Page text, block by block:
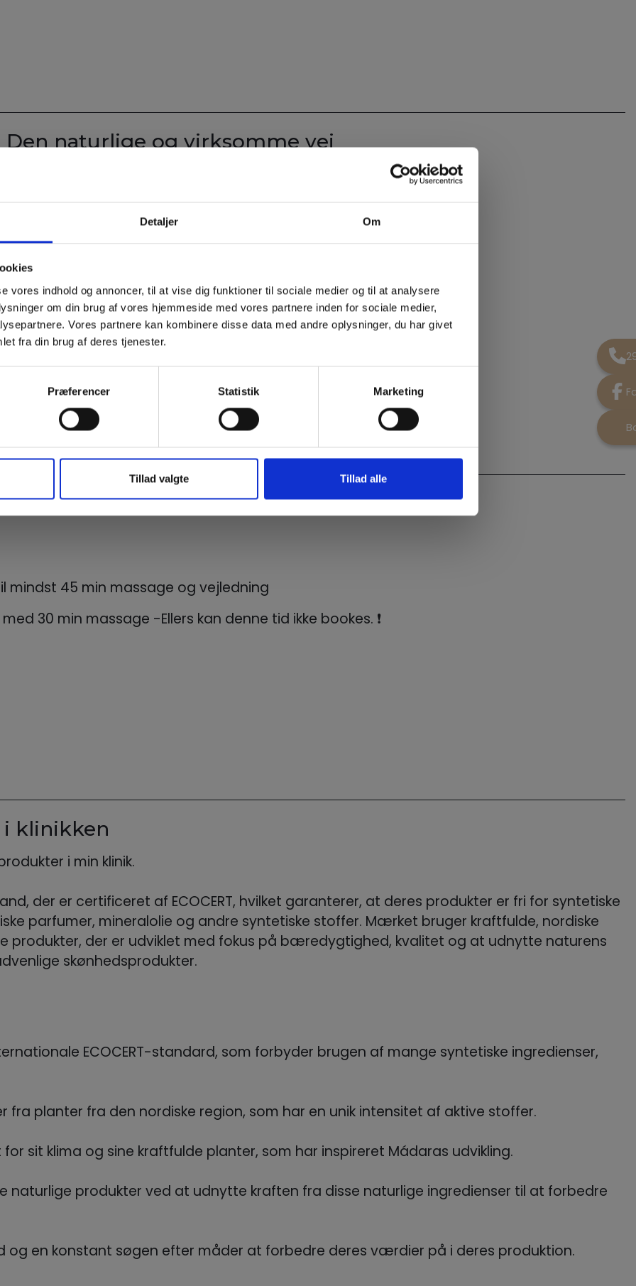
Detaljer Om
vores indhold og annoncer, til at vise dig funktioner til sociale medier og til at analysere
om din brug af vores hjemmeside med vores partnere inden for sociale medier,
Vores partnere kan kombinere disse data med andre oplysninger, du har givet
fra din brug af deres tjenester.
Præferencer Statistik Marketing
Tillad valgte Tillad alle
Den naturlige og virksomme vej
4 gratis. Værdi 495.- Gælder ved booking over 4 måneder.
får du -20% rabat på hele serien først gang.
min massage
mindst 45 min massage og vejledning
30 min massage -Ellers kan denne tid ikke bookes. ❗️
i klinikken
i min klinik.
der er certificeret af ECOCERT, hvilket garanterer, at deres produkter er fri for syntetiske
parfumer, mineralolie og andre syntetiske stoffer. Mærket bruger kraftfulde, nordiske
produkter, der er udviklet med fokus på bæredygtighed, kvalitet og at udnytte naturens
skønhedsprodukter.
ECOCERT-standard, som forbyder brugen af mange syntetiske ingredienser,
fra planter fra den nordiske region, som har en unik intensitet af aktive stoffer.
sit klima og sine kraftfulde planter, som har inspireret Mádaras udvikling.
naturlige produkter ved at udnytte kraften fra disse naturlige ingredienser til at forbedre
en konstant søgen efter måder at forbedre deres værdier på i deres produktion.
TIL AT FORKÆLE DINE FØDDER 🙏👌
nu har jeg kampagne på fodbehandlinger!
2 behandlinger med 6–7 ugers mellemrum, og få den